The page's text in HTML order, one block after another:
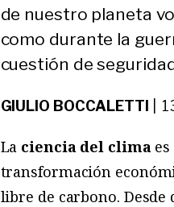
de nuestro planeta
como durante la
cuestión de
GIULIO BOCCALETTI |
La ciencia del clima
transformación
libre de carbono. Desde